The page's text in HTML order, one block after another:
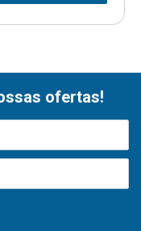
ofertas!